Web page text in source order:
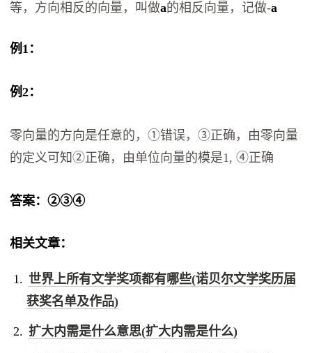
等，方向相反的向量，叫做a的相反向量，记做-a
例1：
例2：
零向量的方向是任意的，①错误，③正确，由零向量
的定义可知②正确，由单位向量的模是1, ④正确
答案：②③④
相关文章：
世界上所有文学奖项都有哪些(诺贝尔文学奖历届
获奖名单及作品)
扩大内需是什么意思(扩大内需是什么)